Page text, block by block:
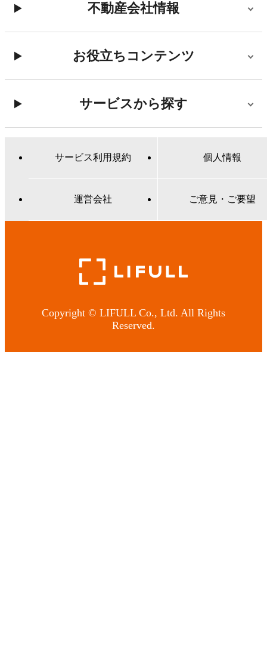
不動産会社情報
お役立ちコンテンツ
サービスから探す
サービス利用規約 個人情報
運営会社 ご意見・ご要望
Copyright © LIFULL Co., Ltd. All Rights
Reserved.